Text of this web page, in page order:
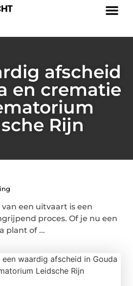
afscheid
en crematie
Rijn
een uitvaart is een
proces. Of je nu een
plant of ...